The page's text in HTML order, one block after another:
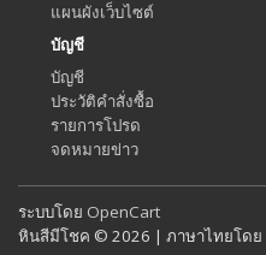
แผนผังเว็บไซต์
บัญชี
บัญชี
ประวัติคำสั่งซื้อ
รายการโปรด
จดหมายข่าว
ระบบโดย OpenCart
หินสีมีโชค © 2026 | ภาษาไทยโดย